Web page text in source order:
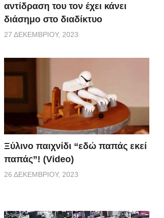
αντίδραση του τον έχει κάνει
διάσημο στο διαδίκτυο
27 ΔΕΚΕΜΒΡΊΟΥ, 2023
Ξύλινο παιχνίδι “εδώ παπάς εκεί
παπάς”! (Video)
26 ΔΕΚΕΜΒΡΊΟΥ, 2023